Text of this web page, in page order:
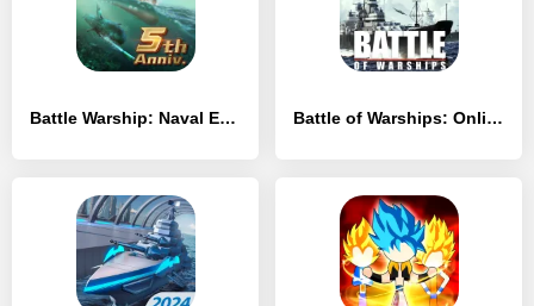
Battle Warship: Naval Empire Battle of Warships: Online